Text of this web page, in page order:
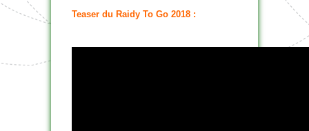
Teaser du Raidy To Go 2018 :